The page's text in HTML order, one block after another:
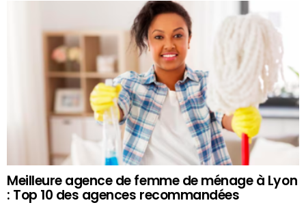
Meilleure agence de femme de ménage à Lyon
: Top 10 des agences recommandées